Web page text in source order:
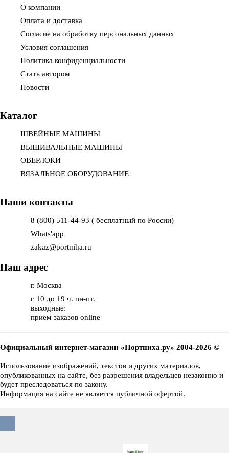
О компании
Оплата и доставка
Согласие на обработку персональных данных
Условия соглашения
Политика конфиденциальности
Стать автором
Новости
Каталог
ШВЕЙНЫЕ МАШИНЫ
ВЫШИВАЛЬНЫЕ МАШИНЫ
ОВЕРЛОКИ
ВЯЗАЛЬНОЕ ОБОРУДОВАНИЕ
Наши контакты
8 (800) 511-44-93 ( бесплатный по России)
Whats'app
zakaz@portniha.ru
Наш адрес
г. Москва
с 10 до 19 ч. пн-пт.
выходные:
прием заказов online
Официальный интернет-магазин «Портниха.ру» 2004-2026 ©
Использование изображений, текстов и других материалов,
опубликованных на сайте, без разрешения владельцев незаконно и
будет преследоваться по закону.
Информация на сайте не является публичной офертой.